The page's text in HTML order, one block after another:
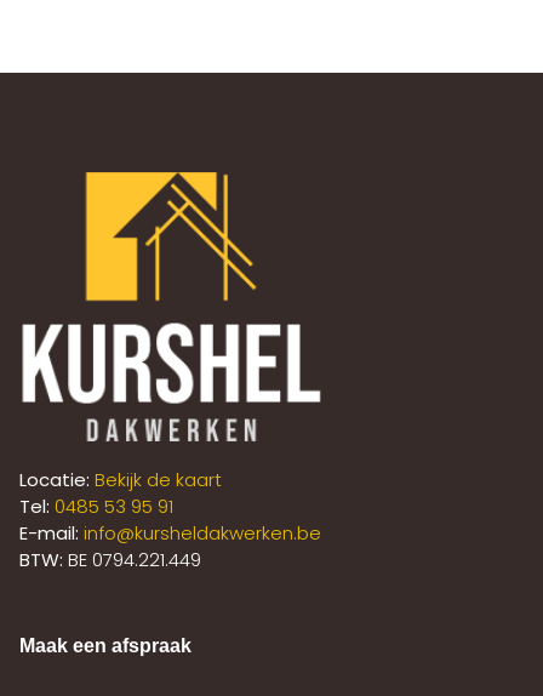
Locatie: Bekijk de kaart
Tel: 0485 53 95 91
E-mail: info@kursheldakwerken.be
BTW: BE 0794.221.449
Maak een afspraak